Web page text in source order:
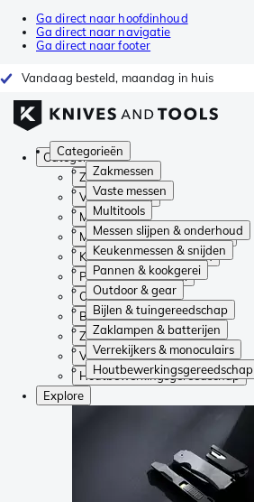
Ga direct naar hoofdinhoud
Ga direct naar navigatie
Ga direct naar footer
Vandaag besteld, maandag in huis
Categorieën
Zakmessen
Vaste messen
Multitools
Messen slijpen & onderhoud
Keukenmessen & snijden
Pannen & kookgerei
Outdoor & gear
Bijlen & tuingereedschap
Zaklampen & batterijen
Verrekijkers & monoculairs
Houtbewerkingsgereedschap
Categorieën
Zakmessen
Vaste messen
Multitools
Messen slijpen & onderhoud
Keukenmessen & snijden
Pannen & kookgerei
Outdoor & gear
Bijlen & tuingereedschap
Zaklampen & batterijen
Verrekijkers & monoculairs
Houtbewerkingsgereedschap
Explore